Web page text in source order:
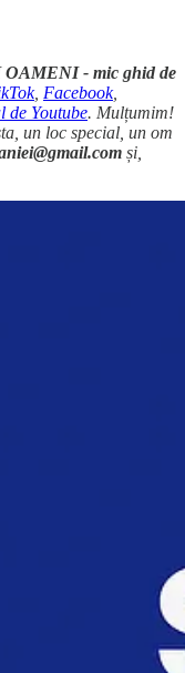
- mic ghid de
, Facebook,
de Youtube. Mulțumim!
un loc special, un om
și,